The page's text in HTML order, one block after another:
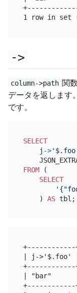
->
column->path 関
データを返します
です。
SELECT
    j
->
FROM (
SELECT
    )
AS
+------------
| j->'$.foo' |
+------------
| "bar"
+------------